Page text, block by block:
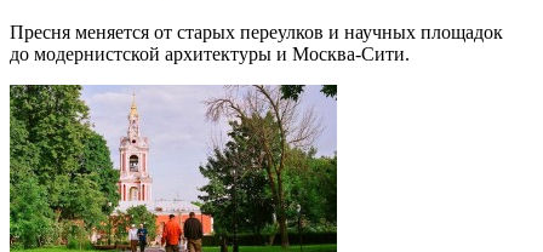
Пресня меняется от старых переулков и научных площадок
до модернистской архитектуры и Москва-Сити.